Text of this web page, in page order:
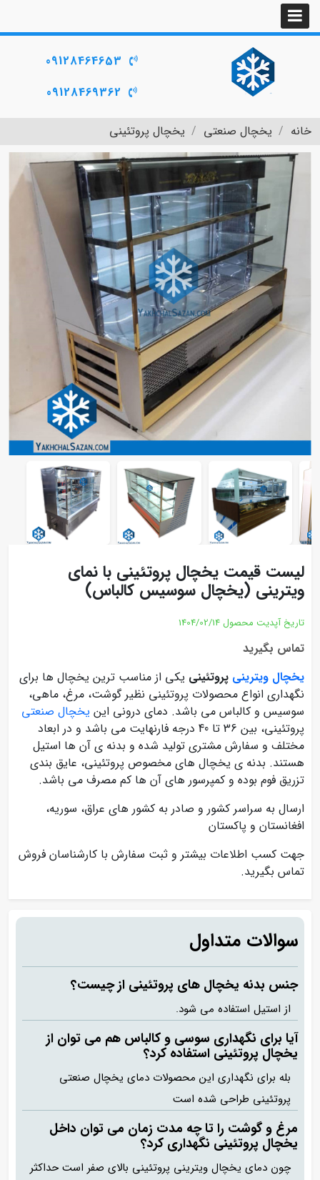
09128464653
09128469362
خانه یخچال صنعتی یخچال پروتئینی
لیست قیمت یخچال پروتئینی با نمای
ویترینی (یخچال سوسیس کالباس)
تاریخ آپدیت محصول 1404/02/14
تماس بگیرید
یخچال ویترینی پروتئینی یکی از مناسب ترین یخچال ها برای
نگهداری انواع محصولات پروتئینی نظیر گوشت، مرغ، ماهی،
سوسیس و کالباس می باشد. دمای درونی این یخچال صنعتی
پروتئینی، بین 36 تا 40 درجه فارنهایت می باشد و در ابعاد
مختلف و سفارش مشتری تولید شده و بدنه ی آن ها استیل
هستند. بدنه ی یخچال های مخصوص پروتئینی، عایق بندی
تزریق فوم بوده و کمپرسور های آن ها کم مصرف می باشد.
ارسال به سراسر کشور و صادر به کشور های عراق، سوریه،
افغانستان و پاکستان
جهت کسب اطلاعات بیشتر و ثبت سفارش با کارشناسان فروش
تماس بگیرید.
سوالات متداول
جنس بدنه یخچال های پروتئینی از چیست؟
از استیل استفاده می شود.
آیا برای نگهداری سوسی و کالباس هم می توان از
یخچال پروتئینی استفاده کرد؟
بله برای نگهداری این محصولات دمای یخچال صنعتی
پروتئینی طراحی شده است
مرغ و گوشت را تا چه مدت زمان می توان داخل
یخچال پروتئینی نگهداری کرد؟
چون دمای یخچال ویترینی پروتئینی بالای صفر است حداکثر